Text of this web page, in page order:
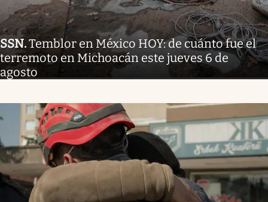
SSN.Temblor en México HOY: de cuánto fue el
terremoto en Michoacán este jueves 6 de
agosto